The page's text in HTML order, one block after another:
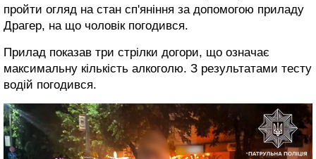
пройти огляд на стан сп'яніння за допомогою приладу
Драгер, на що чоловік погодився.
Прилад показав три стрілки догори, що означає
максимальну кількість алкоголю. З результатами тесту
водій погодився.